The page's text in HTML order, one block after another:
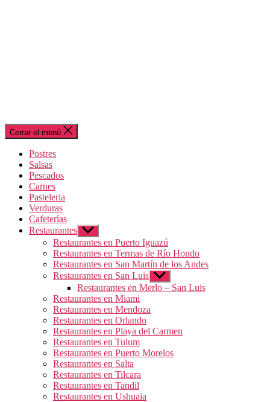
Cerrar el menú
Postres
Salsas
Pescados
Carnes
Pasteleria
Verduras
Cafeterías
Restaurantes Mostrar
el
submenú
Restaurantes en Puerto Iguazú
Restaurantes en Termas de Río Hondo
Restaurantes en San Martín de los Andes
Restaurantes en San Luis Mostrar
el
submenú
Restaurantes en Merlo – San Luis
Restaurantes en Miami
Restaurantes en Mendoza
Restaurantes en Orlando
Restaurantes en Playa del Carmen
Restaurantes en Tulum
Restaurantes en Puerto Morelos
Restaurantes en Salta
Restaurantes en Tilcara
Restaurantes en Tandil
Restaurantes en Ushuaia